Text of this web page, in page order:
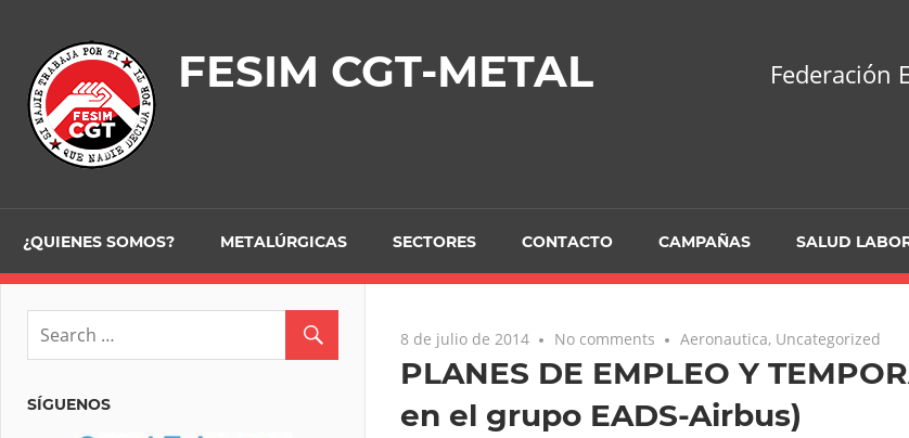
content
FESIM CGT-METAL Federación
¿QUIENES SOMOS? METALÚRGICAS SECTORES CONTACTO CAMPAÑAS SALUD
8 de julio de 2014 No comments Aeronautica, Uncategorized
PLANES DE EMPLEO Y
en el grupo EADS-Airbus)
SÍGUENOS